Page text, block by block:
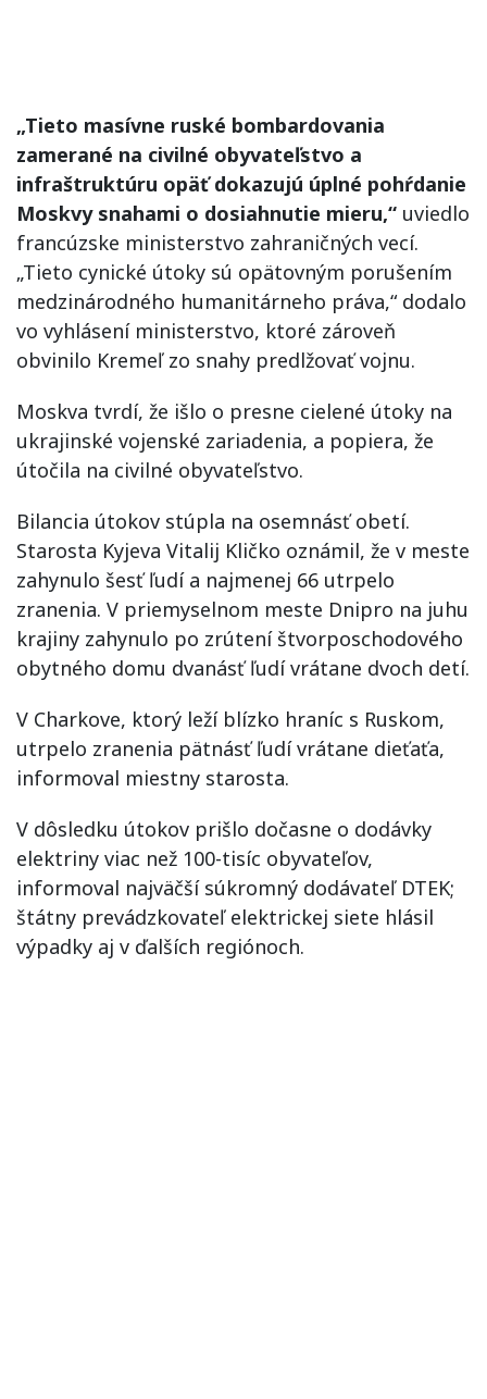
„Tieto masívne ruské bombardovania
zamerané na civilné obyvateľstvo a
infraštruktúru opäť dokazujú úplné pohŕdanie
Moskvy snahami o dosiahnutie mieru,“ uviedlo
francúzske ministerstvo zahraničných vecí.
„Tieto cynické útoky sú opätovným porušením
medzinárodného humanitárneho práva,“ dodalo
vo vyhlásení ministerstvo, ktoré zároveň
obvinilo Kremeľ zo snahy predlžovať vojnu.
Moskva tvrdí, že išlo o presne cielené útoky na
ukrajinské vojenské zariadenia, a popiera, že
útočila na civilné obyvateľstvo.
Bilancia útokov stúpla na osemnásť obetí.
Starosta Kyjeva Vitalij Kličko oznámil, že v meste
zahynulo šesť ľudí a najmenej 66 utrpelo
zranenia. V priemyselnom meste Dnipro na juhu
krajiny zahynulo po zrútení štvorposchodového
obytného domu dvanásť ľudí vrátane dvoch detí.
V Charkove, ktorý leží blízko hraníc s Ruskom,
utrpelo zranenia pätnásť ľudí vrátane dieťaťa,
informoval miestny starosta.
V dôsledku útokov prišlo dočasne o dodávky
elektriny viac než 100-tisíc obyvateľov,
informoval najväčší súkromný dodávateľ DTEK;
štátny prevádzkovateľ elektrickej siete hlásil
výpadky aj v ďalších regiónoch.